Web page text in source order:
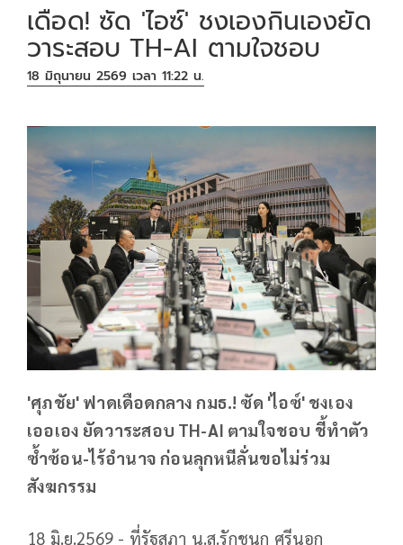
เดือด! ซัด 'ไอซ์' ชงเองกินเองยัด
วาระสอบ TH-AI ตามใจชอบ
18 มิถุนายน 2569 เวลา 11:22 น.
'ศุภชัย' ฟาดเดือดกลาง กมธ.! ซัด 'ไอซ์' ชงเอง
เออเอง ยัดวาระสอบ TH-AI ตามใจชอบ ชี้ทำตัว
ซ้ำซ้อน-ไร้อำนาจ ก่อนลุกหนีลั่นขอไม่ร่วม
สังฆกรรม
18 มิ.ย.2569 - ที่รัฐสภา น.ส.รักชนก ศรีนอก